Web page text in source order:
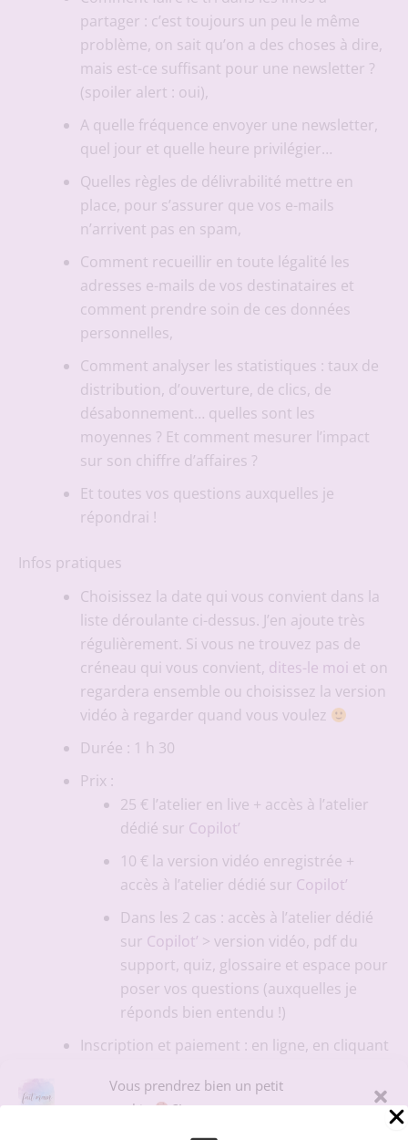
Vous prendrez bien un petit
cookie
?!
partager : c’est toujours un peu le même
problème, on sait qu’on a des choses à dire,
mais est-ce suffisant pour une newsletter ?
(spoiler alert : oui),
A quelle fréquence envoyer une newsletter,
quel jour et quelle heure privilégier…
Quelles règles de délivrabilité mettre en
place, pour s’assurer que vos e-mails
n’arrivent pas en spam,
Comment recueillir en toute légalité les
adresses e-mails de vos destinataires et
comment prendre soin de ces données
personnelles,
Comment analyser les statistiques : taux de
distribution, d’ouverture, de clics, de
désabonnement… quelles sont les
moyennes ? Et comment mesurer l’impact
sur son chiffre d’affaires ?
Et toutes vos questions auxquelles je
répondrai !
Infos pratiques
Choisissez la date qui vous convient dans la
liste déroulante ci-dessus. J’en ajoute très
régulièrement. Si vous ne trouvez pas de
créneau qui vous convient, dites-le moi et on
regardera ensemble ou choisissez la version
vidéo à regarder quand vous voulez
Durée : 1 h 30
Prix :
25 € l’atelier en live + accès à l’atelier
dédié sur Copilot’
10 € la version vidéo enregistrée +
accès à l’atelier dédié sur Copilot’
Dans les 2 cas : accès à l’atelier dédié
sur Copilot’ > version vidéo, pdf du
support, quiz, glossaire et espace pour
poser vos questions (auxquelles je
réponds bien entendu !)
Inscription et paiement : en ligne, en cliquant
mon site par CB, virement ou PayPal.